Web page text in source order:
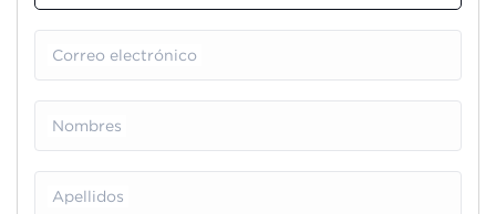
Correo electrónico
Nombres
Apellidos